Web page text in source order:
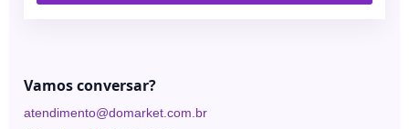
Vamos conversar?
atendimento@domarket.com.br